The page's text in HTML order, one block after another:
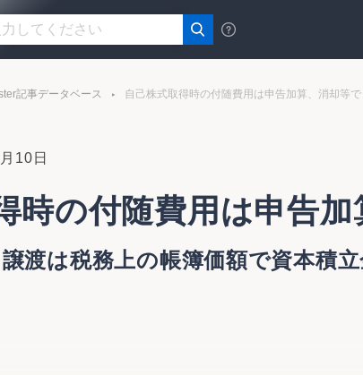
記事データベース 自己株式取得時の付随費用は申告加算、消却等
10日
時の付随費用は申告
渡は税務上の帳簿価額で資本積